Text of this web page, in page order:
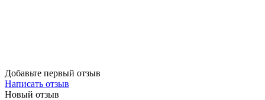
Добавьте первый отзыв
Написать отзыв
Новый отзыв